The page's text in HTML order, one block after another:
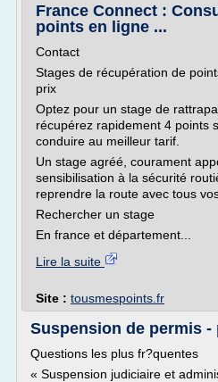
France Connect :
points en ligne ...
Contact
Stages de récupération de
prix
Optez pour un stage de
récupérez rapidement 4 points
conduire au meilleur tarif.
Un stage agréé, courament
sensibilisation à la sécurité
reprendre la route avec tous
Rechercher un stage
En france et département...
Lire la suite
Site : tousmespoints.fr
Suspension de permis
Questions les plus fr?quentes
« Suspension judiciaire et